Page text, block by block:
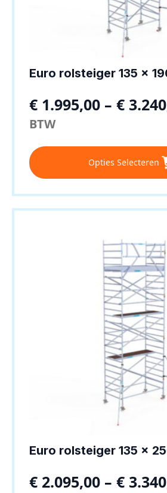
Euro rolsteiger 135 x
€ 1.995,00 – €
BTW
Opties Selecteren
Dit
product
heeft
meerdere
variaties.
Euro rolsteiger 135 x
€ 2.095,00 – €